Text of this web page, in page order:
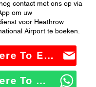
contact met ons op via
om uw
voor Heathrow
Airport te boeken.
Click Here To Email Us
Click Here To WhatsApp Us